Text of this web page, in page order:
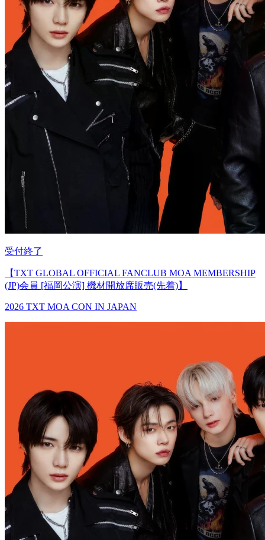
受付終了
【TXT GLOBAL OFFICIAL FANCLUB MOA MEMBERSHIP
(JP)会員 [福岡公演] 機材開放席販売(先着)】
2026 TXT MOA CON IN JAPAN